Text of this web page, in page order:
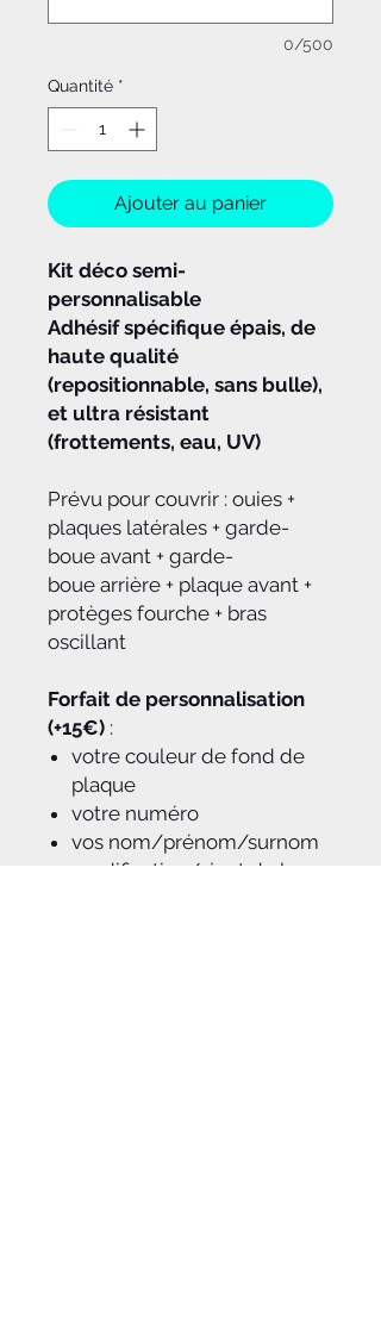
0/500
Quantité *
Ajouter au panier
Kit déco semi-
personnalisable
Adhésif spécifique épais, de
haute qualité
(repositionnable, sans bulle),
et ultra résistant
(frottements, eau, UV)
Prévu pour couvrir : ouies +
plaques latérales + garde-
boue avant + garde-
boue arrière + plaque avant +
protèges fourche + bras
oscillant
Forfait de personnalisation
(+15€) :
votre couleur de fond de
plaque
votre numéro
vos nom/prénom/surnom
modification/ajout de logos